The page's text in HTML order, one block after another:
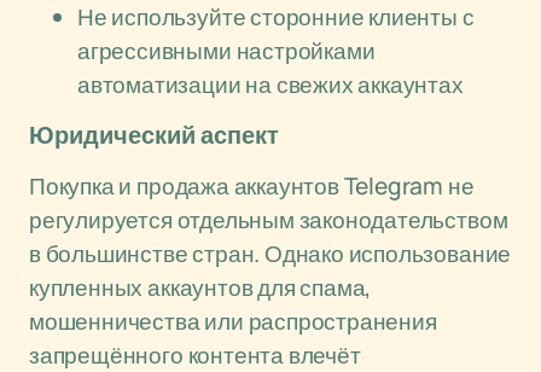
Не используйте сторонние клиенты с
агрессивными настройками
автоматизации на свежих аккаунтах
Юридический аспект
Покупка и продажа аккаунтов Telegram не
регулируется отдельным законодательством
в большинстве стран. Однако использование
купленных аккаунтов для спама,
мошенничества или распространения
запрещённого контента влечёт